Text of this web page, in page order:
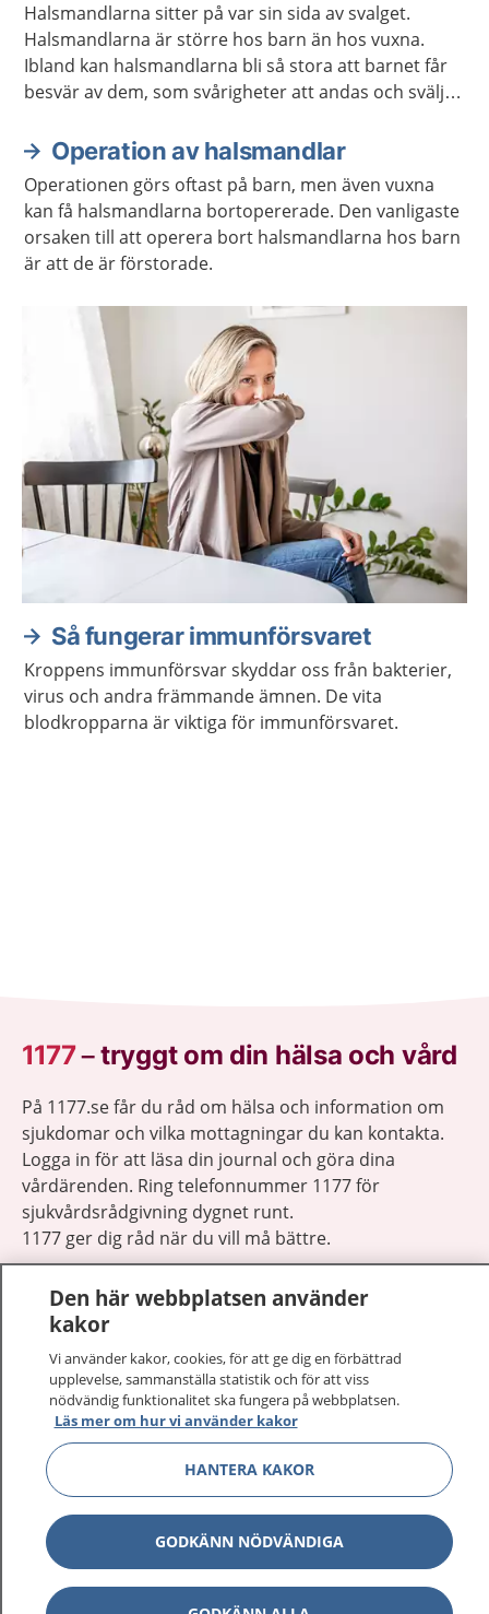
Halsmandlarna sitter på var sin sida av svalget.
Halsmandlarna är större hos barn än hos vuxna.
Ibland kan halsmandlarna bli så stora att barnet får
besvär av dem, som svårigheter att andas och svälja.
Operation av halsmandlar
Operationen görs oftast på barn, men även vuxna
kan få halsmandlarna bortopererade. Den vanligaste
orsaken till att operera bort halsmandlarna hos barn
är att de är förstorade.
Så fungerar immunförsvaret
Kroppens immunförsvar skyddar oss från bakterier,
virus och andra främmande ämnen. De vita
blodkropparna är viktiga för immunförsvaret.
1177–tryggt om din hälsa och vård
På 1177.se får du råd om hälsa och information om
sjukdomar och vilka mottagningar du kan kontakta.
Logga in för att läsa din journal och göra dina
vårdärenden. Ring telefonnummer 1177 för
sjukvårdsrådgivning dygnet runt.
1177 ger dig råd när du vill må bättre.
1177 på flera språk
Om 1177
Kontakt Visa
Den här webbplatsen använder
kakor
Vi använder kakor, cookies, för att ge dig en förbättrad
upplevelse, sammanställa statistik och för att viss
nödvändig funktionalitet ska fungera på webbplatsen.
Läs mer om hur vi använder kakor
HANTERA KAKOR
GODKÄNN NÖDVÄNDIGA